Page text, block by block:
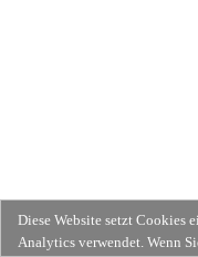
Diese Website setzt Cookies
Analytics verwendet. Wenn